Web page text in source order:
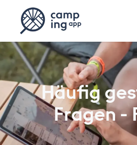
Häufig
Fragen -